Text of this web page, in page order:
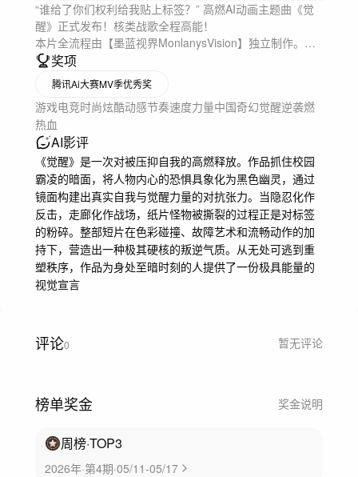
“谁给了你们权利给我贴上标签？” 高燃AI动画主题曲《觉
醒》正式发布！核类战歌全程高能！
本片全流程由【墨蓝视界MonlanysVision】独立制作。
送给所有正在经历至暗时刻的人——打碎镜子，觉醒你心
中的野兽！
片名：《觉醒》 (Awakening)
主题：逆风翻盘/ 自我救赎
编剧/导演/制作：三明治Shiewich @三明治 Shiewich (墨
蓝视界MonlanysVision)
画面/视频：即梦Jimeng & Sora 2 & Gemini3 pro
音乐：Suno
奖项
腾讯Ai大赛MV季优秀奖
游戏电竞时尚炫酷动感节奏速度力量中国奇幻觉醒逆袭燃
热血
AI影评
《觉醒》是一次对被压抑自我的高燃释放。作品抓住校园
霸凌的暗面，将人物内心的恐惧具象化为黑色幽灵，通过
镜面构建出真实自我与觉醒力量的对抗张力。当隐忍化作
反击，走廊化作战场，纸片怪物被撕裂的过程正是对标签
的粉碎。整部短片在色彩碰撞、故障艺术和流畅动作的加
持下，营造出一种极其硬核的叛逆气质。从无处可逃到重
塑秩序，作品为身处至暗时刻的人提供了一份极具能量的
视觉宣言
评论0 暂无评论
榜单奖金 奖金说明
周榜·TOP3
2026年·第4期·05/11-05/17